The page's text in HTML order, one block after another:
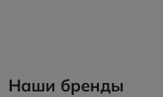
Наши бренды